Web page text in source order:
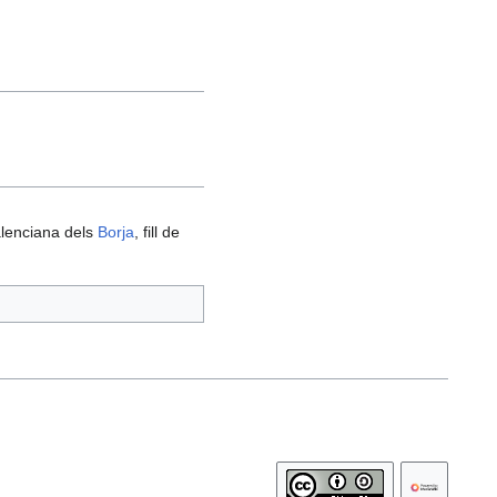
dels Borja , fill de